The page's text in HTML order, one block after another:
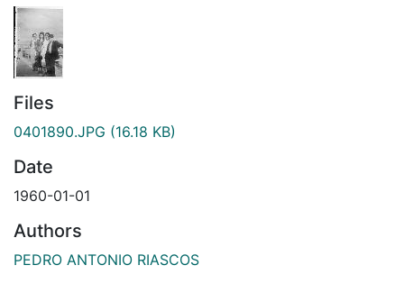
Files
0401890.JPG (16.18 KB)
Date
1960-01-01
Authors
PEDRO ANTONIO RIASCOS